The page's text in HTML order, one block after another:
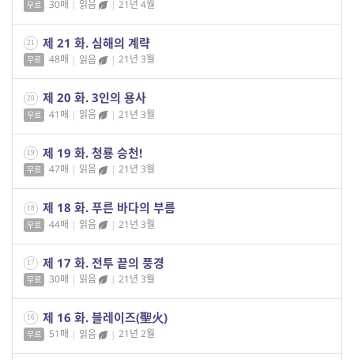
무료 30매 | 읽음 | 21년 4월
21 제 21 화. 심해의 계략
무료 48매 | 읽음 | 21년 3월
20 제 20 화. 3인의 용사
무료 41매 | 읽음 | 21년 3월
19 제 19 화. 청룡 승천!
무료 47매 | 읽음 | 21년 3월
18 제 18 화. 푸른 바다의 부름
무료 44매 | 읽음 | 21년 3월
17 제 17 화. 전투 끝의 풍경
무료 30매 | 읽음 | 21년 3월
16 제 16 화. 블레이즈(聖火)
무료 51매 | 읽음 | 21년 2월